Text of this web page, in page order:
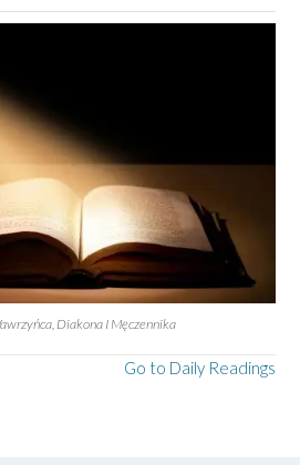
Diakona I Męczennika
Go to Daily Readings